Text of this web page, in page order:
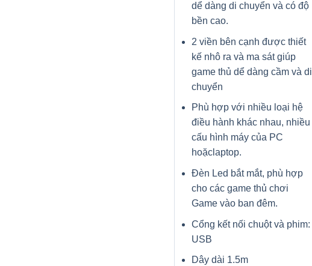
dể dàng di chuyển và có độ
bền cao.
2 viền bên cạnh được thiết
kế nhô ra và ma sát giúp
game thủ dể dàng cầm và di
chuyển
Phù hợp với nhiều loại hệ
điều hành khác nhau, nhiều
cấu hình máy của PC
hoặclaptop.
Đèn Led bắt mắt, phù hợp
cho các game thủ chơi
Game vào ban đêm.
Cổng kết nối chuột và phim:
USB
Dây dài 1.5m